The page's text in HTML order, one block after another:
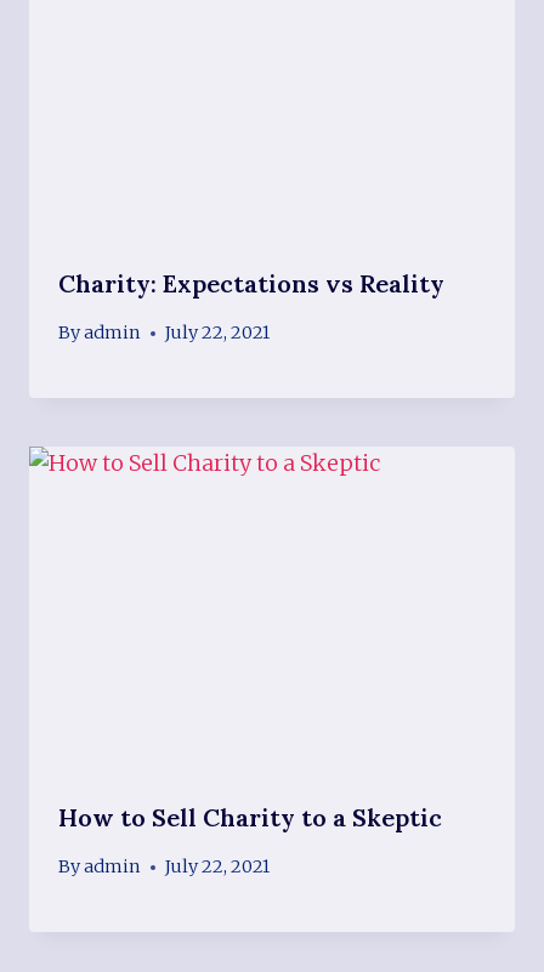
Charity: Expectations vs Reality
Byadmin July 22, 2021
How to Sell Charity to a Skeptic
Byadmin July 22, 2021